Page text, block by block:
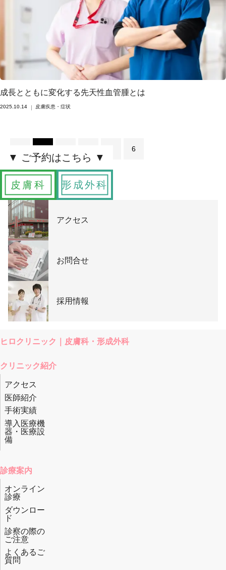
成長とともに変化する先天性血管腫とは
2025.10.14 皮膚疾患・症状
6
皮膚科 形成外科
アクセス
お問合せ
採用情報
ヒロクリニック｜皮膚科・形成外科
クリニック紹介
アクセス
医師紹介
手術実績
導入医療機
器・医療設
備
診療案内
オンライン
診療
ダウンロー
ド
診察の際の
ご注意
よくあるご
質問